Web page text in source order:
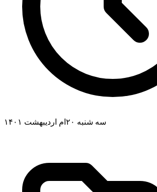
سه شنبه ۲۰ام اردیبهشت ۱۴۰۱